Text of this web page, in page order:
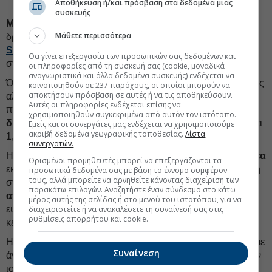
METLΕN:
δραστηριοτήτων της εισηγμένης
Securities
, σε έκθεση στην οποία ανέβασε την τιμή-στόχο
στα
61 ευρώγια τη μετοχή.
Όπως επισημαίνει, η επέκταση της παραγωγικής ικανότητας
αλουμίνας/βωξίτη και η νέα δραστηριότητα στογάλλιο
προσθέτουν 540 εκατ. ευρώ, ή 3,9 ευρώ ανά μετοχή, στη
δίκαιη αξίατης Metlen (2,3 ευρώ ανά μετοχή η αλουμίνα και
1,6 ευρώ ανά μετοχή το γάλλιο).
Η δίκαιη αξία για τη νέα δραστηριότητα στον
αμυντικό τομέα
εκτιμάται σε 714 εκατ. ευρώ, προσθέτοντας 5,1 ευρώ ακόμη
στη μετοχή, ενώ αυτή από τη δραστηριοποίηση στην
ανάκτηση μετάλλωνεκτιμάται σε 602 εκατ. ευρώ ή 4,3
ευρώ ανά μετοχή, με υπόθεση ότι θα εμφανίσει λειτουργικά
κέρδη 140 εκατ. ευρώ το 2028.
Η μετοχή είδε χθες ακόμη έναιστορικό υψηλό,στα 46,32 με
άνοδο 2,71%, ενώ η χρηματιστηριακή εκτιμά πως, παρά την
ισχυρή φετινή άνοδο (πλέον του 35%), το Ρ/Ε της βρίσκεται
Αποθήκευση ή/και πρόσβαση στα δεδομένα μιας
συσκευής
Μάθετε περισσότερα
Θα γίνει επεξεργασία των προσωπικών σας δεδομένων και
οι πληροφορίες από τη συσκευή σας (cookie, μοναδικά
αναγνωριστικά και άλλα δεδομένα συσκευής) ενδέχεται να
κοινοποιηθούν σε 237 παρόχους, οι οποίοι μπορούν να
αποκτήσουν πρόσβαση σε αυτές ή να τις αποθηκεύσουν.
Αυτές οι πληροφορίες ενδέχεται επίσης να
χρησιμοποιηθούν συγκεκριμένα από αυτόν τον ιστότοπο.
Εμείς και οι συνεργάτες μας ενδέχεται να χρησιμοποιούμε
ακριβή δεδομένα γεωγραφικής τοποθεσίας.Λίστα
συνεργατών.
Ορισμένοι προμηθευτές μπορεί να επεξεργάζονται τα
προσωπικά δεδομένα σας με βάση το έννομο συμφέρον
τους, αλλά μπορείτε να αρνηθείτε κάνοντας διαχείριση των
παρακάτω επιλογών. Αναζητήστε έναν σύνδεσμο στο κάτω
μέρος αυτής της σελίδας ή στο μενού του ιστοτόπου, για να
διαχειριστείτε ή να ανακαλέσετε τη συναίνεσή σας στις
ρυθμίσεις απορρήτου και cookie.
Συναίνεση